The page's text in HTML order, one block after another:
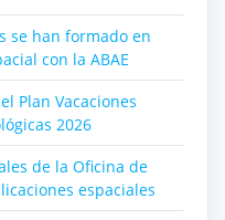
se han formado en
con la ABAE
Plan Vacaciones
2026
de la Oficina de
espaciales